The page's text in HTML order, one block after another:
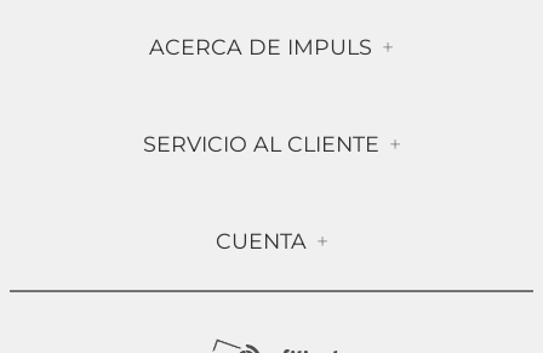
ACERCA DE IMPULS +
Contáctanos
Compra Segura
SERVICIO AL CLIENTE +
Política de Devolución
CUENTA +